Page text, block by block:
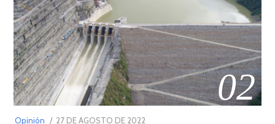
02
Opinión
POSTED
27 DE AGOSTO DE 2022